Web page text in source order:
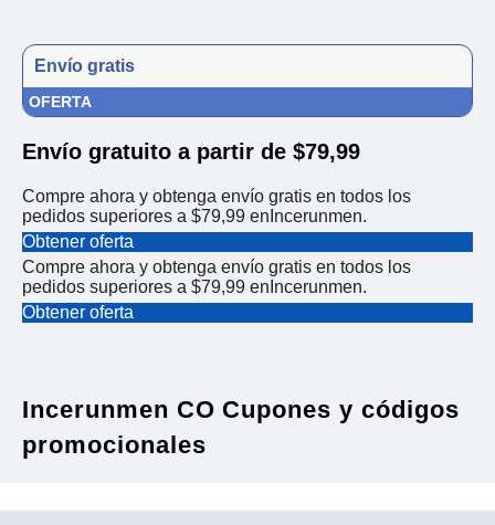
Envío gratis
OFERTA
Envío gratuito a partir de $79,99
Compre ahora y obtenga envío gratis en todos los
pedidos superiores a $79,99 enIncerunmen.
Obtener oferta
Compre ahora y obtenga envío gratis en todos los
pedidos superiores a $79,99 enIncerunmen.
Obtener oferta
Incerunmen CO Cupones y códigos
promocionales